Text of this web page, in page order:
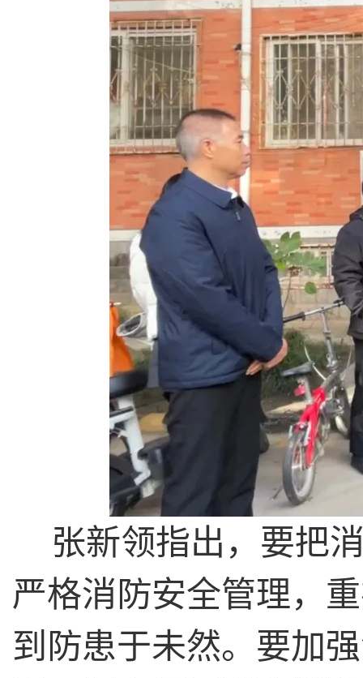
张新领指出，要把
严格消防安全管理，
到防患于未然。要加